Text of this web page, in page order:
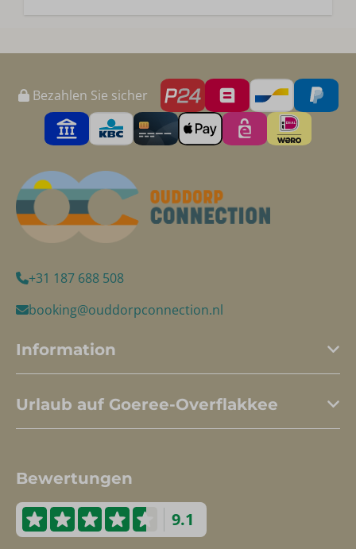
Bezahlen Sie sicher
+31 187 688 508
booking@ouddorpconnection.nl
Information
Urlaub auf Goeree-Overflakkee
Bewertungen
9.1